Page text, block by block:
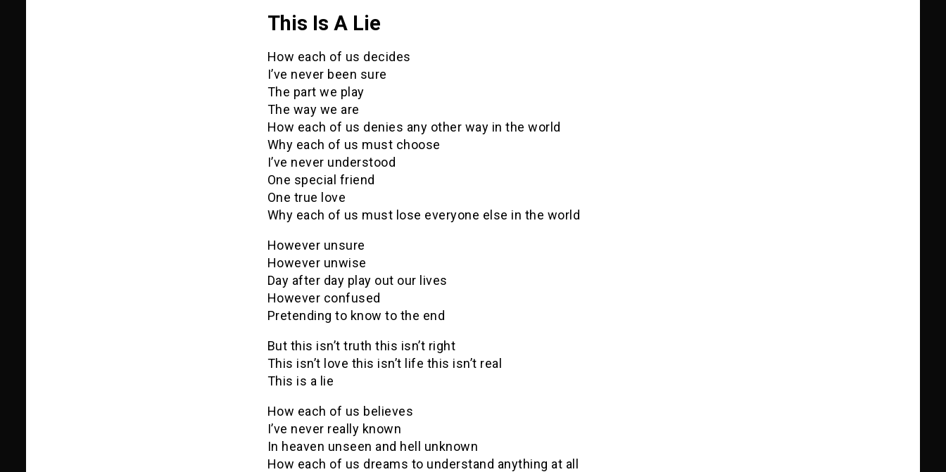
This Is A Lie
How each of us decides
I’ve never been sure
The part we play
The way we are
How each of us denies any other way in the world
Why each of us must choose
I’ve never understood
One special friend
One true love
Why each of us must lose everyone else in the world
However unsure
However unwise
Day after day play out our lives
However confused
Pretending to know to the end
But this isn’t truth this isn’t right
This isn’t love this isn’t life this isn’t real
This is a lie
How each of us believes
I’ve never really known
In heaven unseen and hell unknown
How each of us dreams to understand anything at all